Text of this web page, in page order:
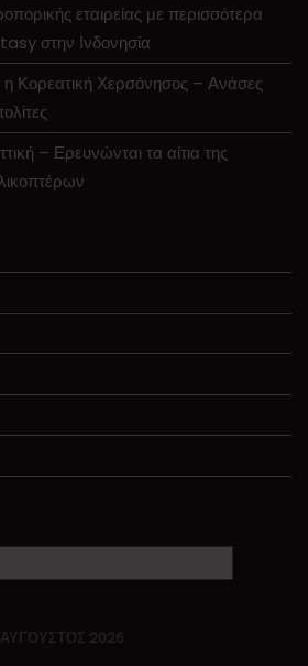
εταιρείας με περισσότερα
στην Ινδονησία
η Κορεατική Χερσόνησος – Ανάσες
– Ερευνώνται τα αίτια της
ΑΎΓΟΥΣΤΟΣ 2026